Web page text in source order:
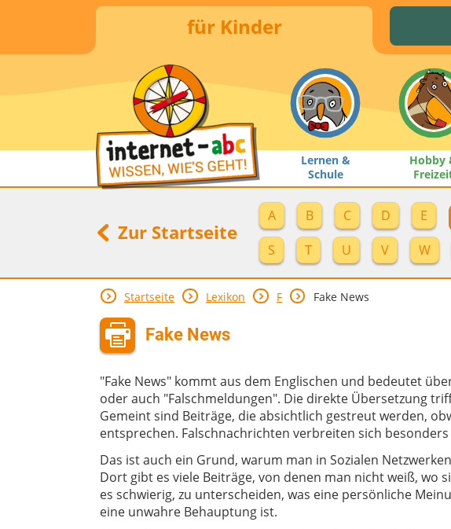
für Kinder
Lernen &
Schule
Hobby
Zur Startseite
A B C D E
S
T U V W
Startseite Lexikon F Fake News
Fake News
"Fake News" kommt aus dem Englischen und bedeutet
oder auch "Falschmeldungen". Die direkte Übersetzung
Gemeint sind Beiträge, die absichtlich gestreut werden,
entsprechen. Falschnachrichten verbreiten sich
Das ist auch ein Grund, warum man in Sozialen
Dort gibt es viele Beiträge, von denen man nicht weiß, wo
es schwierig, zu unterscheiden, was eine persönliche
eine unwahre Behauptung ist.